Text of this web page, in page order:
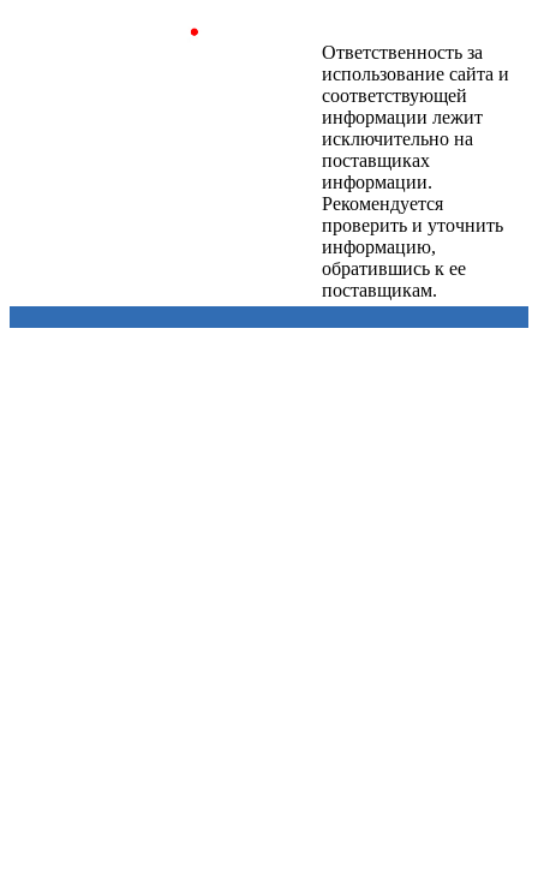
Ответственность за
использование сайта и
соответствующей
информации лежит
исключительно на
поставщиках
информации.
Рекомендуется
проверить и уточнить
информацию,
обратившись к ее
поставщикам.